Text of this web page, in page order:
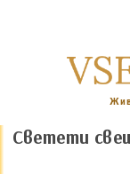
Светети